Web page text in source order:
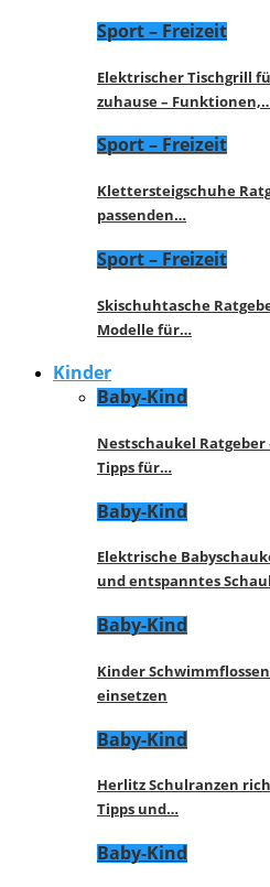
Sport – Freizeit
Elektrischer Tischgrill
zuhause –
Sport – Freizeit
Klettersteigschuhe
passenden…
Sport – Freizeit
Skischuhtasche
Modelle für…
Kinder
Baby-Kind
Nestschaukel
Tipps für…
Baby-Kind
Elektrische
und entspanntes
Baby-Kind
Kinder
einsetzen
Baby-Kind
Herlitz Schulranzen
Tipps und…
Baby-Kind